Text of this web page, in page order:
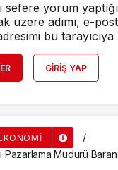
sefere yorum
üzere adımı, e-
bu tarayıcıya
GIRIŞ YAP
Pazarlama Müdürü